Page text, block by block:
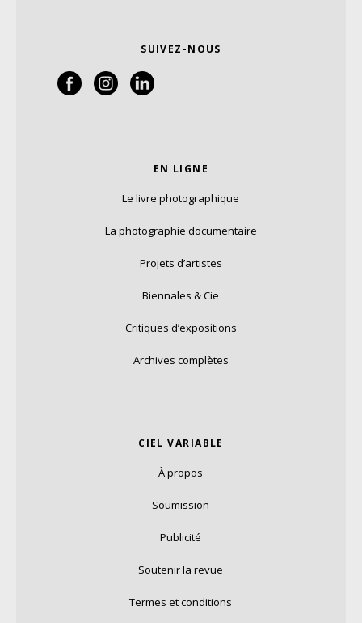
SUIVEZ-NOUS
EN LIGNE
Le livre photographique
La photographie documentaire
Projets d’artistes
Biennales & Cie
Critiques d’expositions
Archives complètes
CIEL VARIABLE
À propos
Soumission
Publicité
Soutenir la revue
Termes et conditions